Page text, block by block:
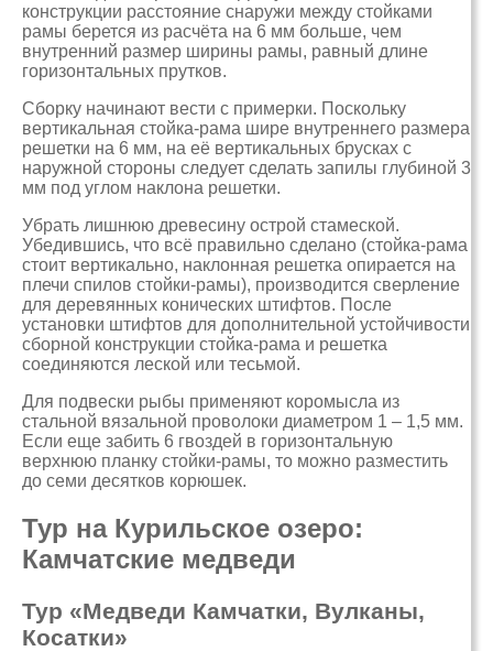
конструкции расстояние снаружи между стойками
рамы берется из расчёта на 6 мм больше, чем
внутренний размер ширины рамы, равный длине
горизонтальных прутков.
Сборку начинают вести с примерки. Поскольку
вертикальная стойка-рама шире внутреннего размера
решетки на 6 мм, на её вертикальных брусках с
наружной стороны следует сделать запилы глубиной 3
мм под углом наклона решетки.
Убрать лишнюю древесину острой стамеской.
Убедившись, что всё правильно сделано (стойка-рама
стоит вертикально, наклонная решетка опирается на
плечи спилов стойки-рамы), производится сверление
для деревянных конических штифтов. После
установки штифтов для дополнительной устойчивости
сборной конструкции стойка-рама и решетка
соединяются леской или тесьмой.
Для подвески рыбы применяют коромысла из
стальной вязальной проволоки диаметром 1 – 1,5 мм.
Если еще забить 6 гвоздей в горизонтальную
верхнюю планку стойки-рамы, то можно разместить
до семи десятков корюшек.
Тур на Курильское озеро:
Камчатские медведи
Тур «Медведи Камчатки, Вулканы,
Косатки»